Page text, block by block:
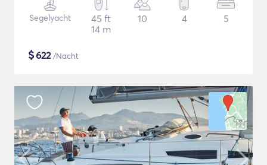
Segelyacht
45 ft
14 m
10 4 5
$622/Nacht